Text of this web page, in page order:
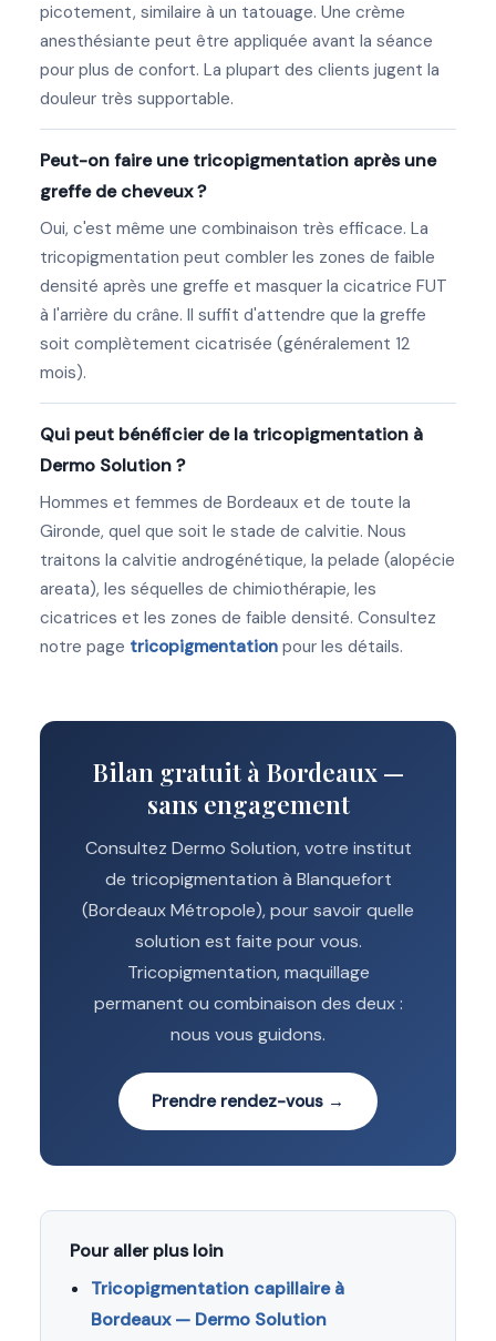
picotement, similaire à un tatouage. Une crème
anesthésiante peut être appliquée avant la séance
pour plus de confort. La plupart des clients jugent la
douleur très supportable.
Peut-on faire une tricopigmentation après une
greffe de cheveux ?
Oui, c'est même une combinaison très efficace. La
tricopigmentation peut combler les zones de faible
densité après une greffe et masquer la cicatrice FUT
à l'arrière du crâne. Il suffit d'attendre que la greffe
soit complètement cicatrisée (généralement 12
mois).
Qui peut bénéficier de la tricopigmentation à
Dermo Solution ?
Hommes et femmes de Bordeaux et de toute la
Gironde, quel que soit le stade de calvitie. Nous
traitons la calvitie androgénétique, la pelade (alopécie
areata), les séquelles de chimiothérapie, les
cicatrices et les zones de faible densité. Consultez
notre page tricopigmentation pour les détails.
Bilan gratuit à Bordeaux —
sans engagement
Consultez Dermo Solution, votre institut
de tricopigmentation à Blanquefort
(Bordeaux Métropole), pour savoir quelle
solution est faite pour vous.
Tricopigmentation, maquillage
permanent ou combinaison des deux :
nous vous guidons.
Prendre rendez-vous →
Pour aller plus loin
Tricopigmentation capillaire à
Bordeaux — Dermo Solution